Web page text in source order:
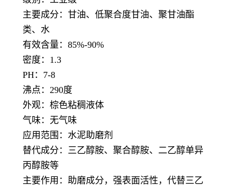
主要成分：甘油、低聚合度甘油、聚甘油酯
类、水
有效含量：85%-90%
密度：1.3
PH：7-8
沸点：290度
外观：棕色粘稠液体
气味：无气味
应用范围：水泥助磨剂
替代成分：三乙醇胺、聚合醇胺、二乙醇单异
丙醇胺等
主要作用：助磨成分，强表面活性，代替三乙